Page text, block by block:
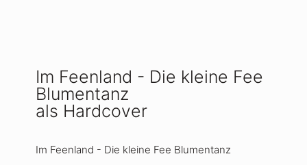
Im Feenland - Die kleine Fee
Blumentanz
als Hardcover
Im Feenland - Die kleine Fee Blumentanz